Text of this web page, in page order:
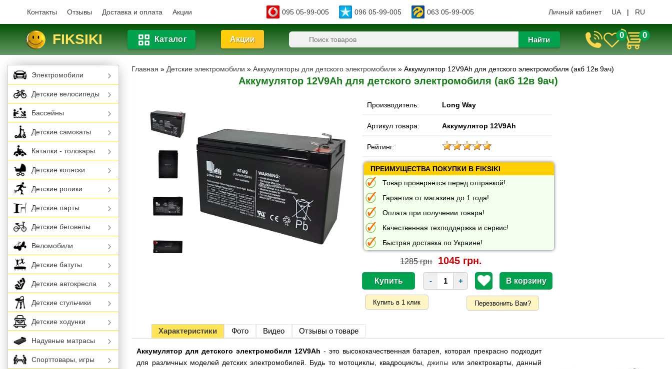
Контакты Отзывы Доставка и оплата Акции 095 05-99-005 096 05-99-005 063 05-99-005 Личный кабинет UA | RU
FIKSIKI Каталог Акции Найти 0 0
Главная » Детские электромобили »Аккумуляторы для детского электромобиля » Аккумулятор 12V9Ah для детского электромобиля (акб 12в 9ач)
Аккумулятор 12V9Ah для детского электромобиля (акб 12в 9ач)
Производитель: Long Way
Артикул товара: Аккумулятор 12V9Ah
Рейтинг:
ПРЕИМУЩЕСТВА ПОКУПКИ В FIKSIKI
Товар проверяется перед отправкой!
Гарантия от магазина до 1 года!
Оплата при получении товара!
Качественная техподдержка и сервис!
Быстрая доставка по Украине!
1285 грн 1045 грн.
- +
Перезвонить Вам?
Характеристики Фото Видео Отзывы о товаре
Аккумулятор для детского электромобиля 12V9Ah - это высококачественная батарея, которая прекрасно подходит
для различных моделей детских электромобилей. Будь то мотоциклы, квадроциклы, джипы или электрокарты, данный
Электромобили
Детские велосипеды
Бассейны
Детские самокаты
Каталки - толокары
Детские коляски
Детские ролики
Детские парты
Детские беговелы
Веломобили
Детские батуты
Детские автокресла
Детские стульчики
Детские ходунки
Надувные матрасы
Спорттовары, игры